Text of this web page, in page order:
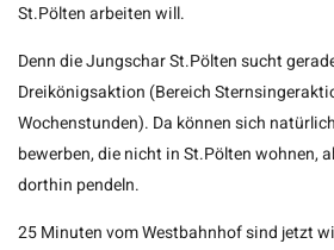
St.Pölten arbeiten will.
Denn die Jungschar St.Pölten sucht
Dreikönigsaktion (Bereich
Wochenstunden). Da können sich
bewerben, die nicht in St.Pölten wohnen,
dorthin pendeln.
25 Minuten vom Westbahnhof sind jetzt